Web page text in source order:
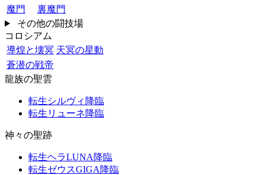
魔門
裏魔門
その他の闘技場
コロシアム
導煌と壊冥 天冥の星動
蒼潜の戦帝
龍族の聖雲
転生シルヴィ降臨
転生リューネ降臨
神々の聖跡
転生ヘラLUNA降臨
転生ゼウスGIGA降臨